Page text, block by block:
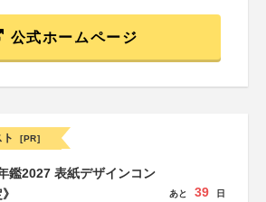
公式ホームページ
[PR]
鑑2027 表紙デザインコン
あと 39 日